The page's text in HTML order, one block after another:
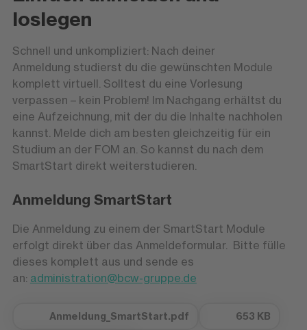
loslegen
Schnell und unkompliziert: Nach deiner
Anmeldung studierst du die gewünschten Module
komplett virtuell. Solltest du eine Vorlesung
verpassen – kein Problem! Im Nachgang erhältst du
eine Aufzeichnung, mit der du die Inhalte nachholen
kannst. Melde dich am besten gleichzeitig für ein
Studium an der FOM an. So kannst du nach dem
SmartStart direkt weiterstudieren.
Anmeldung SmartStart
Die Anmeldung zu einem der SmartStart Module
erfolgt direkt über das Anmeldeformular. Bitte fülle
dieses komplett aus und sende es
an: administration@bcw-gruppe.de
Anmeldung_SmartStart.pdf 653 KB